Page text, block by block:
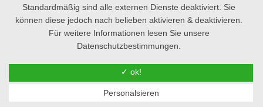
Schlagwörter A-Z
Stolz präsentiert von WordPress
Standardmäßig sind alle externen Dienste deaktiviert. Sie
können diese jedoch nach belieben aktivieren & deaktivieren.
Für weitere Informationen lesen Sie unsere
Datenschutzbestimmungen.
✓ ok!
Personalsieren